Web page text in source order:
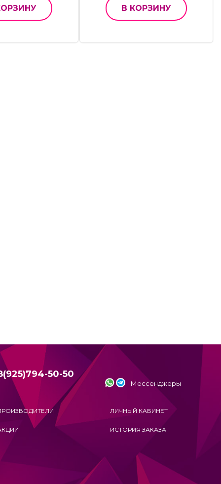
В КОРЗИНУ
50-50
Мессенджеры
ЛИЧНЫЙ КАБИНЕТ
ИСТОРИЯ ЗАКАЗА